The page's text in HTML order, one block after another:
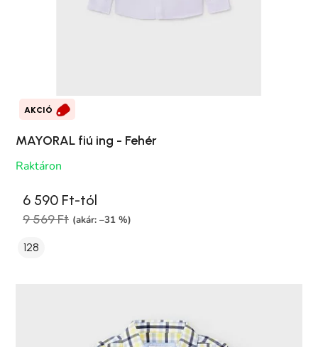
AKCIÓ
MAYORAL fiú ing - Fehér
Raktáron
6 590 Ft-tól
9 569 Ft (akár: –31 %)
128